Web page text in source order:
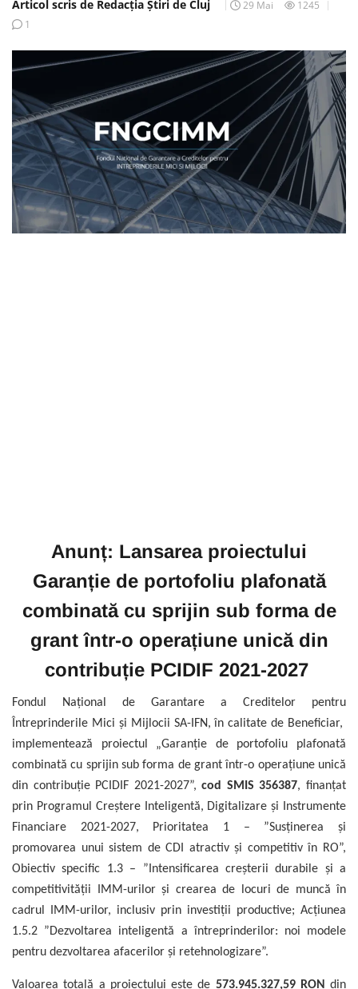
Articol scris de Redacția Știri de Cluj 29 Mai
1245
1
Anunț: Lansarea proiectului
Garanție de portofoliu plafonată
combinată cu sprijin sub forma de
grant într-o operațiune unică din
contribuție PCIDIF 2021-2027
Fondul Național de Garantare a Creditelor pentru
Întreprinderile Mici și Mijlocii SA-IFN, în calitate de Beneficiar,
implementează proiectul „Garanție de portofoliu plafonată
combinată cu sprijin sub forma de grant într-o operațiune unică
din contribuție PCIDIF 2021-2027”,cod SMIS 356387, finanțat
prin Programul Creștere Inteligentă, Digitalizare și Instrumente
Financiare 2021-2027, Prioritatea 1 – ”Susținerea și
promovarea unui sistem de CDI atractiv și competitiv în RO”,
Obiectiv specific 1.3 – ”Intensificarea creșterii durabile și a
competitivității IMM-urilor și crearea de locuri de muncă în
cadrul IMM-urilor, inclusiv prin investiții productive; Acțiunea
1.5.2 ”Dezvoltarea inteligentă a întreprinderilor: noi modele
pentru dezvoltarea afacerilor și retehnologizare”.
Valoarea totală a proiectului este de 573.945.327,59 RON din